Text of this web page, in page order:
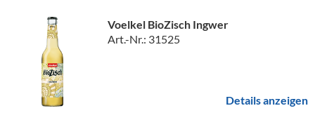
Voelkel BioZisch Ingwer
Art.-Nr.: 31525
Details anzeigen